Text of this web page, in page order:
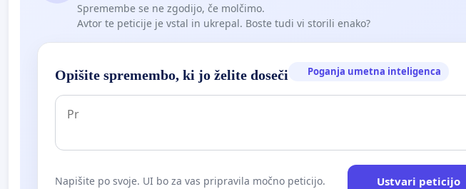
Spremembe se ne zgodijo, če molčimo.
Avtor te peticije je vstal in ukrepal. Boste tudi vi storili enako?
Opišite spremembo, ki jo želite doseči Poganja umetna inteligenca
Napišite po svoje. UI bo za vas pripravila močno peticijo. Ustvari peticijo